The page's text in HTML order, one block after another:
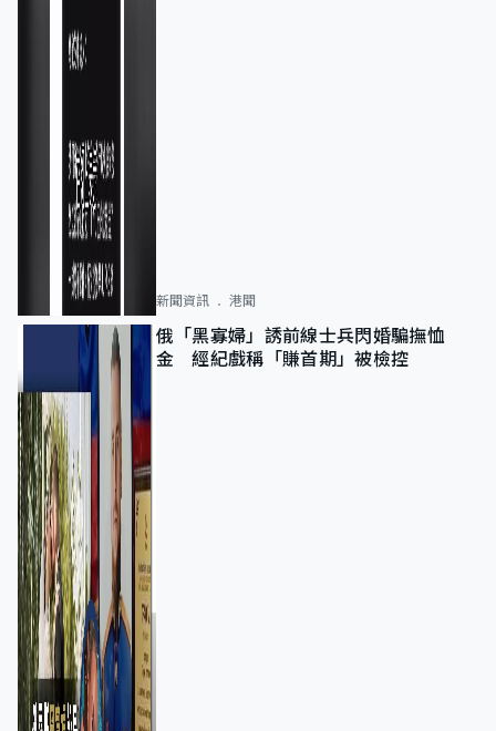
新聞資訊 港聞
俄「黑寡婦」誘前線士兵閃婚騙撫恤
金 經紀戲稱「賺首期」被檢控